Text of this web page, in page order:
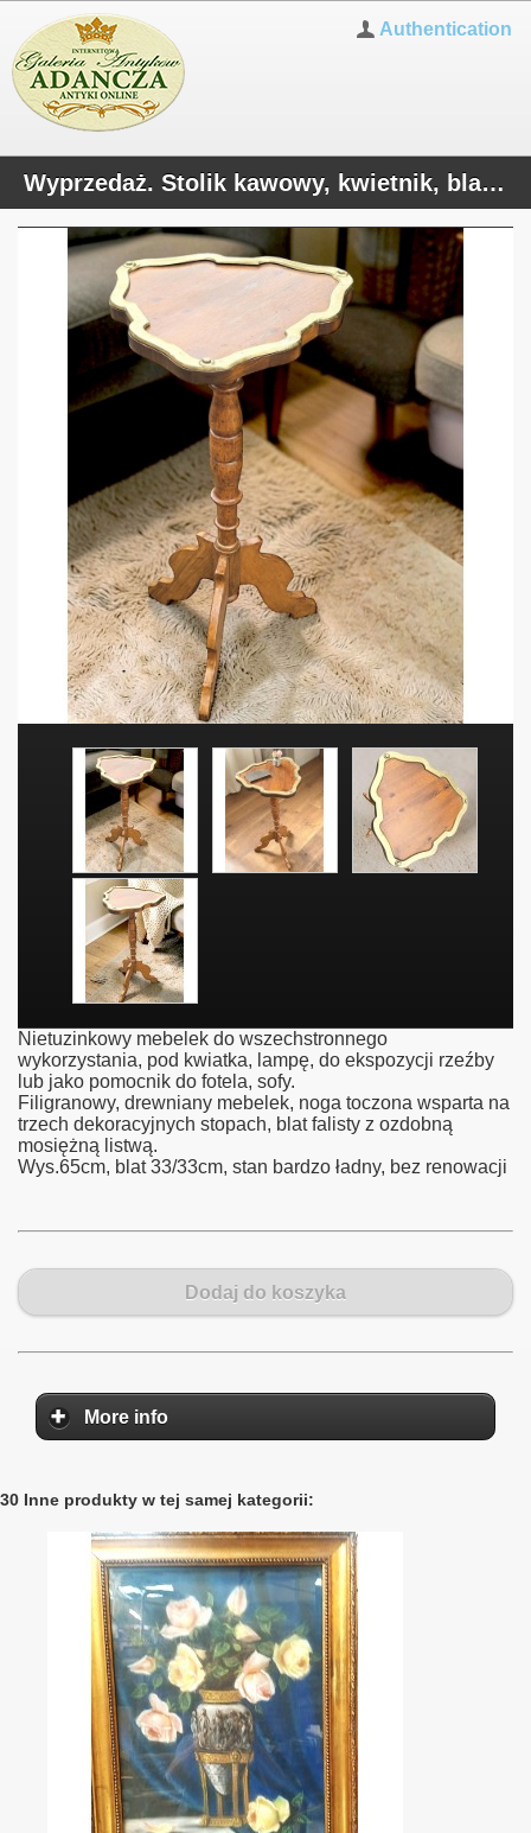
Authentication
Wyprzedaż. Stolik kawowy, kwietnik, blat okuty mosiądzem poł. XXw
Nietuzinkowy mebelek do wszechstronnego
wykorzystania, pod kwiatka, lampę, do ekspozycji rzeźby
lub jako pomocnik do fotela, sofy.
Filigranowy, drewniany mebelek, noga toczona wsparta na
trzech dekoracyjnych stopach, blat falisty z ozdobną
mosiężną listwą.
Wys.65cm, blat 33/33cm, stan bardzo ładny, bez renowacji
Dodaj do koszyka
More info
30 Inne produkty w tej samej kategorii: